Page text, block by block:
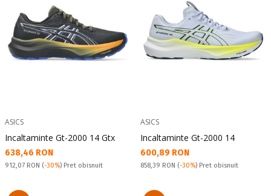
ASICS
Incaltaminte Gt-2000 14 Gtx
Текуща цена:
638,46 RON
Pret obisnuit:
912,07 RON (-30%) Pret obisnuit
ASICS
Incaltaminte Gt-2000 14
Текуща цена:
600,89 RON
Pret obisnuit:
858,39 RON (-30%) Pret obisnuit